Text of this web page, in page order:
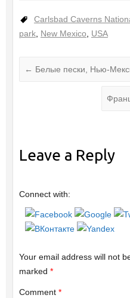
Carlsbad Caverns
park, New Mexico USA
← Белые пески, Нью-
Leave a Reply
Connect with:
Your email address will not
marked *
Comment *